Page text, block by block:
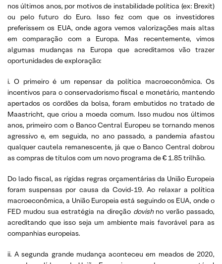
nos últimos anos, por motivos de instabilidade política (ex: Brexit)
ou pelo futuro do Euro. Isso fez com que os investidores
preferissem os EUA, onde agora vemos valorizações mais altas
em comparação com a Europa. Mas recentemente, vimos
algumas mudanças na Europa que acreditamos vão trazer
oportunidades de exploração:
i. O primeiro é um repensar da política macroeconômica. Os
incentivos para o conservadorismo fiscal e monetário, mantendo
apertados os cordões da bolsa, foram embutidos no tratado de
Maastricht, que criou a moeda comum. Isso mudou nos últimos
anos, primeiro com o Banco Central Europeu se tornando menos
agressivo e, em seguida, no ano passado, a pandemia afastou
qualquer cautela remanescente, já que o Banco Central dobrou
as compras de títulos com um novo programa de € 1.85 trilhão.
Do lado fiscal, as rígidas regras orçamentárias da União Europeia
foram suspensas por causa da Covid-19. Ao relaxar a política
macroeconômica, a União Europeia está seguindo os EUA, onde o
FED mudou sua estratégia na direção dovishno verão passado,
acreditando que isso seja um ambiente mais favorável para as
companhias europeias.
ii. A segunda grande mudança aconteceu em meados de 2020,